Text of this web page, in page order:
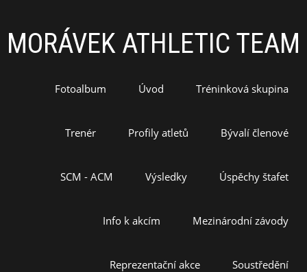
MORÁVEK ATHLETIC TEAM
Fotoalbum Úvod Tréninková skupina
Trenér Profily atletů Bývalí členové
SCM - ACM Výsledky Úspěchy štafet
Info k akcím Mezinárodní závody
Reprezentační akce Soustředění